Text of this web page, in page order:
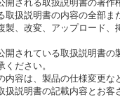
開される取扱説明書の著
取扱説明書の内容の全部
製、改変、アップロード
開されている取扱説明書
ください。
内容は、製品の仕様変更
扱説明書の記載内容とお